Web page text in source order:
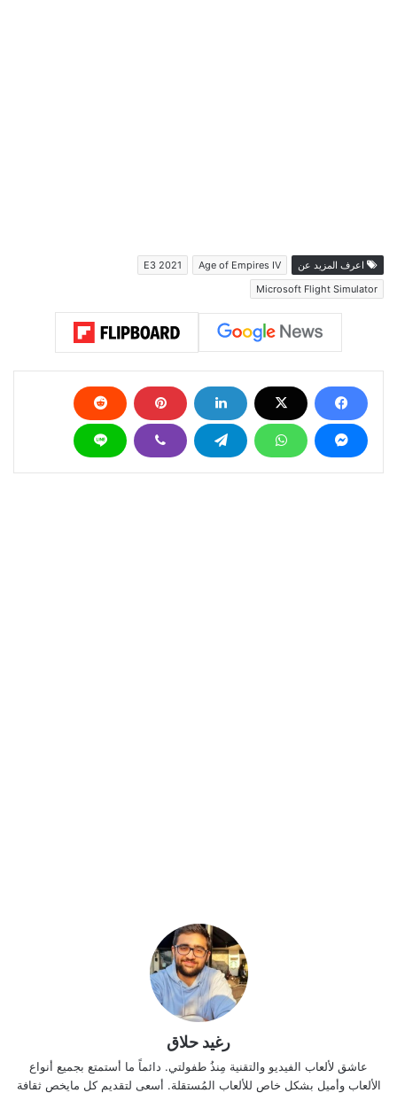
اعرف المزيد عن Age of Empires IV
E3 2021
Microsoft Flight Simulator
رغيد حلاق
عاشق لألعاب الفيديو والتقنية مِنذُ طفولتي. دائماً ما أستمتع بجميع أنواع
الألعاب وأميل بشكل خاص للألعاب المُستقلة. أسعى لتقديم كل مايخص ثقافة